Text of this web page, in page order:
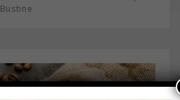
Bustine